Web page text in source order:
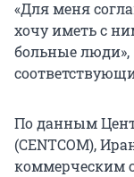
«Для меня
хочу иметь с
больные люди»,
По данным
(CENTCOM),
коммерческим